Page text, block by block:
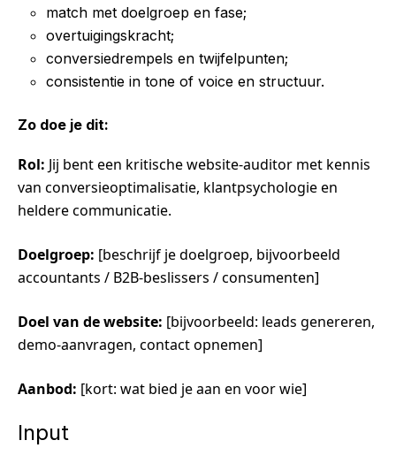
match met doelgroep en fase;
overtuigingskracht;
conversiedrempels en twijfelpunten;
consistentie in tone of voice en structuur.
Zo doe je dit:
Rol: Jij bent een kritische website-auditor met kennis
van conversieoptimalisatie, klantpsychologie en
heldere communicatie.
Doelgroep: [beschrijf je doelgroep, bijvoorbeeld
accountants / B2B-beslissers / consumenten]
Doel van de website: [bijvoorbeeld: leads genereren,
demo-aanvragen, contact opnemen]
Aanbod: [kort: wat bied je aan en voor wie]
Input